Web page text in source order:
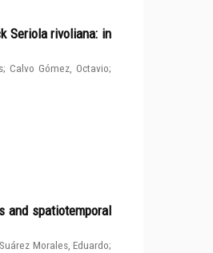
Seriola rivoliana: in
;Calvo Gómez, Octavio;
and spatiotemporal
Suárez Morales, Eduardo;